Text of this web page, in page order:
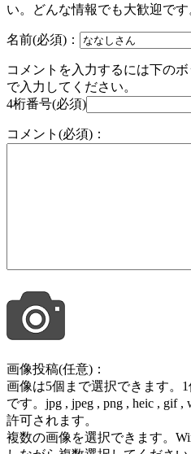
い。どんな情報でも大歓迎です
名前(必須)：
コメントを入力するには下のボ
で入力してください。
4桁番号(必須)
コメント(必須)：
画像投稿(任意)：
画像は5個まで選択できます。
です。jpg , jpeg , png , heic , gif ,
許可されます。
複数の画像を選択できます。